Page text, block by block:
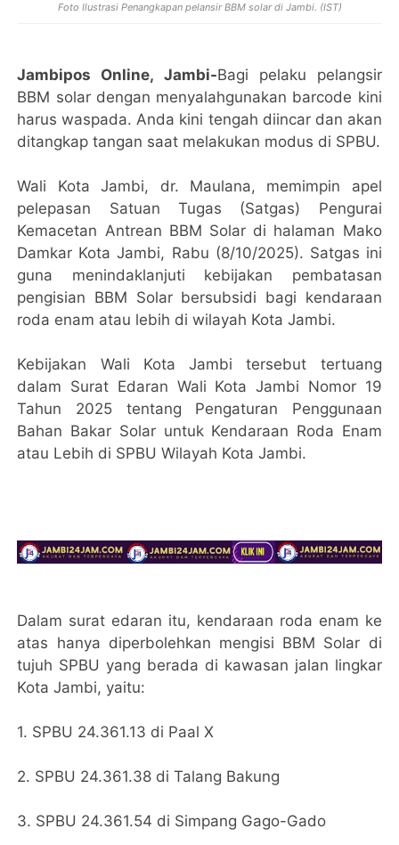
Foto Ilustrasi Penangkapan pelansir BBM solar di Jambi. (IST)
Jambipos Online, Jambi-Bagi pelaku pelangsir
BBM solar dengan menyalahgunakan barcode kini
harus waspada. Anda kini tengah diincar dan akan
ditangkap tangan saat melakukan modus di SPBU.
Wali Kota Jambi, dr. Maulana, memimpin apel
pelepasan Satuan Tugas (Satgas) Pengurai
Kemacetan Antrean BBM Solar di halaman Mako
Damkar Kota Jambi, Rabu (8/10/2025). Satgas ini
guna menindaklanjuti kebijakan pembatasan
pengisian BBM Solar bersubsidi bagi kendaraan
roda enam atau lebih di wilayah Kota Jambi.
Kebijakan Wali Kota Jambi tersebut tertuang
dalam Surat Edaran Wali Kota Jambi Nomor 19
Tahun 2025 tentang Pengaturan Penggunaan
Bahan Bakar Solar untuk Kendaraan Roda Enam
atau Lebih di SPBU Wilayah Kota Jambi.
Dalam surat edaran itu, kendaraan roda enam ke
atas hanya diperbolehkan mengisi BBM Solar di
tujuh SPBU yang berada di kawasan jalan lingkar
Kota Jambi, yaitu:
1. SPBU 24.361.13 di Paal X
2. SPBU 24.361.38 di Talang Bakung
3. SPBU 24.361.54 di Simpang Gago-Gado